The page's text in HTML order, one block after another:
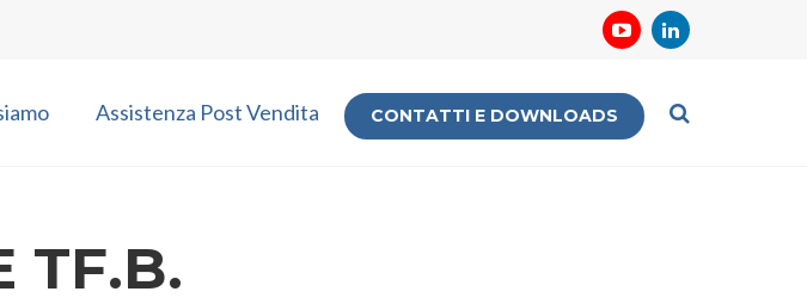
Assistenza Post Vendita CONTATTI E DOWNLOADS
TF.B.